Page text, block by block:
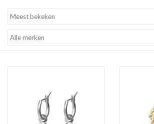
Waterkaart
Waterproof tassen